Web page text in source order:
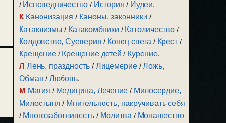
/ Исповедничество / История / Иудеи.
К Канонизация / Каноны, законники /
Катаклизмы / Катакомбники / Католичество /
Колдовство, Суеверия / Конец света / Крест /
Крещение / Крещение детей / Курение.
Л Лень, праздность /Лицемерие /Ложь,
Обман /Любовь.
М Магия / Медицина, Лечение / Милосердие,
Милостыня / Мнительность, накручивать себя
/ Многозаботливость / Молитва / Монашество